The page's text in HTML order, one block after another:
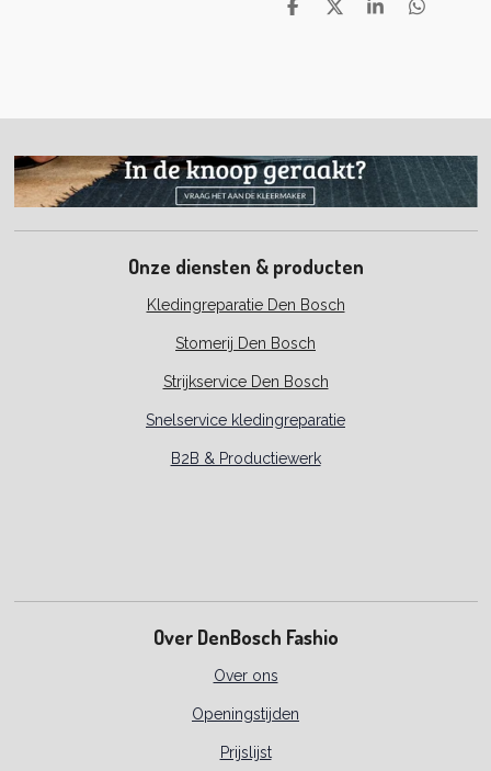
D
D
S
D
Onze diensten & producten
Kledingreparatie Den Bosch
Stomerij Den Bosch
Strijkservice Den Bosch
Snelservice kledingreparatie
B2B & Productiewerk
Over DenBosch Fashio
Over ons
Openingstijden
Prijslijst